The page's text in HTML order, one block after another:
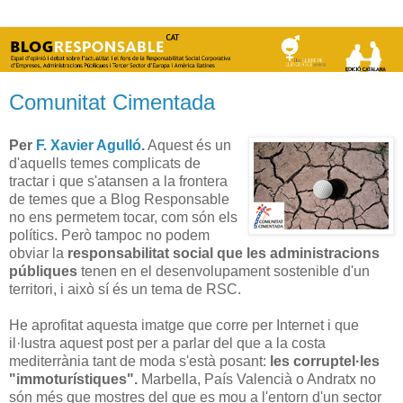
Comunitat Cimentada
Per F. Xavier Agulló.Aquest és un
d'aquells temes complicats de
tractar i que s'atansen a la frontera
de temes que a Blog Responsable
no ens permetem tocar, com són els
polítics. Però tampoc no podem
obviar la responsabilitat social que les administracions
públiques tenen en el desenvolupament sostenible d'un
territori, i això sí és un tema de RSC.
He aprofitat aquesta imatge que corre per Internet i que
il·lustra aquest post per a parlar del que a la costa
mediterrània tant de moda s'està posant: les corruptel·les
"immoturístiques". Marbella, País Valencià o Andratx no
són més que mostres del que es mou a l'entorn d'un sector